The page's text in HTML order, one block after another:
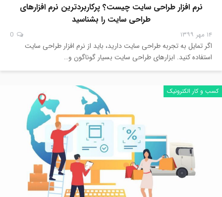
نرم افزار طراحی سایت چیست؟ پرکاربردترین نرم افزارهای
طراحی سایت را بشناسید
۱۴ مهر ۱۳۹۹
اگر تمایل به تجربه طراحی سایت دارید، باید از نرم افزار طراحی سایت
استفاده کنید. ابزارهای طراحی سایت بسیار گوناگون و…
کسب و کار الکترونیک